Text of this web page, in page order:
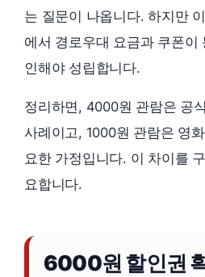
는 질문이 나옵니다. 하지만
에서 경로우대 요금과 쿠폰이
인해야 성립합니다.
정리하면, 4000원 관람은 공
사례이고, 1000원 관람은 영
요한 가정입니다. 이 차이를
요합니다.
6000원 할인권